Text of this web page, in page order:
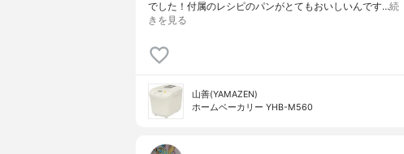
でした！付属のレシピのパンがとてもおいしいんです…続
きを見る
山善(YAMAZEN)
ホームベーカリー YHB-M560